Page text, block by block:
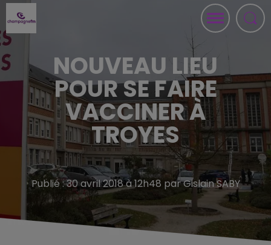
NOUVEAU LIEU
POUR SE FAIRE
VACCINER À
TROYES
Publié : 30 avril 2018 à 12h48 par Gislain SABY